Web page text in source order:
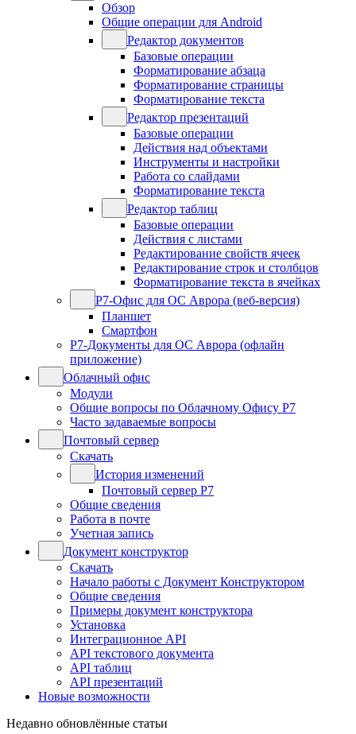
Обзор
Общие операции для Android
Редактор документов
Базовые операции
Форматирование абзаца
Форматирование страницы
Форматирование текста
Редактор презентаций
Базовые операции
Действия над объектами
Инструменты и настройки
Работа со слайдами
Форматирование текста
Редактор таблиц
Базовые операции
Действия с листами
Редактирование свойств ячеек
Редактирование строк и столбцов
Форматирование текста в ячейках
Р7-Офис для ОС Аврора (веб-версия)
Планшет
Смартфон
Р7-Документы для ОС Аврора (офлайн
приложение)
Облачный офис
Модули
Общие вопросы по Облачному Офису Р7
Часто задаваемые вопросы
Почтовый сервер
Скачать
История изменений
Почтовый сервер Р7
Общие сведения
Работа в почте
Учетная запись
Документ конструктор
Скачать
Начало работы с Документ Конструктором
Общие сведения
Примеры документ конструктора
Установка
Интеграционное API
API текстового документа
API таблиц
API презентаций
Новые возможности
Недавно обновлённые статьи